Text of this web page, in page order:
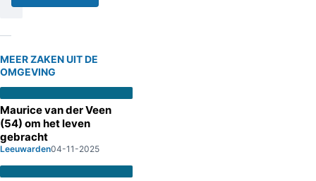
MEER ZAKEN UIT DE
OMGEVING
Maurice van der Veen
(54) om het leven
gebracht
Leeuwarden04-11-2025